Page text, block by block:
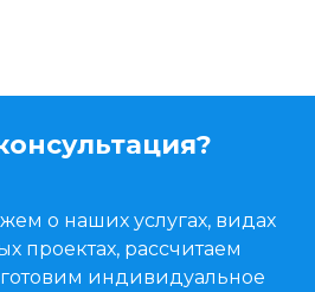
о наших услугах, видах
проектах, рассчитаем
индивидуальное